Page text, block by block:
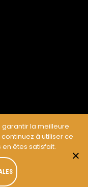
:Cereal Concept
garantir la meilleure
à utiliser ce
êtes satisfait.